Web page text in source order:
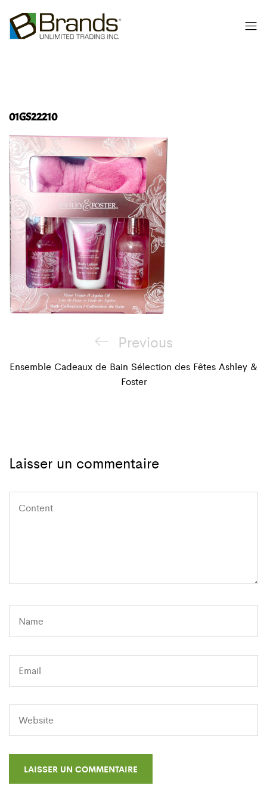
01GS22210
Navigation
de
Previous
Post
Previous
Ensemble Cadeaux de Bain Sélection des Fêtes Ashley &
Foster
Laisser un commentaire